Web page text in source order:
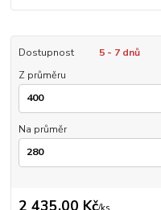
Dostupnost
5 - 7 dnů
Z průměru
Na průměr
2 435,00 Kč